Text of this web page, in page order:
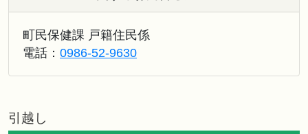
町民保健課 戸籍住民係
電話： 0986-52-9630
引越し